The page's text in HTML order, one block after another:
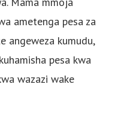
ametenga pesa za
angeweza kumudu,
pesa kwa
wazazi wake